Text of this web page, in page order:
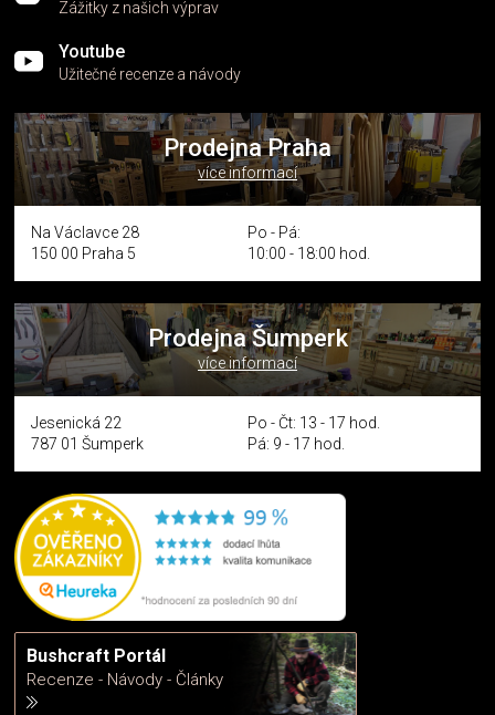
Zážitky z našich výprav
Youtube
Užitečné recenze a návody
Prodejna Praha
více informací
Na Václavce 28
150 00 Praha 5
Po - Pá:
10:00 - 18:00 hod.
Prodejna Šumperk
více informací
Jesenická 22
787 01 Šumperk
Po - Čt: 13 - 17 hod.
Pá: 9 - 17 hod.
Bushcraft Portál
Recenze - Návody - Články